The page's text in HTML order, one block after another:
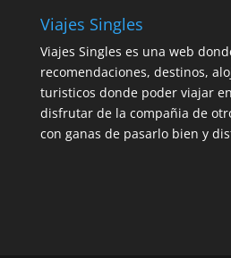
Viajes Singles
Viajes Singles es una web
recomendaciones, destinos,
turisticos donde poder viajar
disfrutar de la compañia de
con ganas de pasarlo bien y